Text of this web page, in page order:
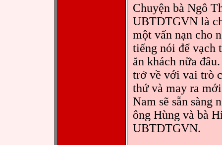
Chuyện bà Ngô
UBTDTGVN là
một vấn nạn cho
tiếng nói để vạch
ăn khách nữa
trở về với vai trò
thứ và may ra
Nam sẽ sẵn sàng
ông Hùng và bà
UBTDTGVN.